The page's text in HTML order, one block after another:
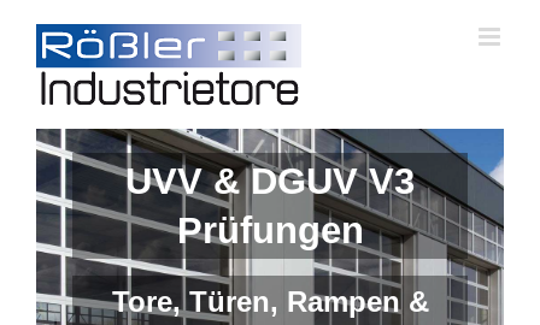
content
UVV & DGUV V3
Prüfungen
Tore, Türen, Rampen &